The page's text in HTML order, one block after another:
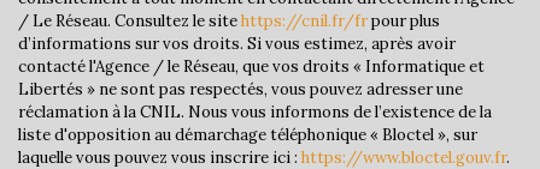
Taxe foncière
28,29 %
Habitants de moins de 25 ans
24,06 %
Habitants de 25 à 55 ans
36,11 %
Habitants de plus de 55 ans
39,83 %
/ Le Réseau. Consultez le sitehttps://cnil.fr/frpour plus
d’informations sur vos droits. Si vous estimez, après avoir
contacté l'Agence / le Réseau, que vos droits « Informatique et
Libertés » ne sont pas respectés, vous pouvez adresser une
réclamation à la CNIL. Nous vous informons de l’existence de la
liste d'opposition au démarchage téléphonique « Bloctel », sur
laquelle vous pouvez vous inscrire ici : https://www.bloctel.gouv.fr.